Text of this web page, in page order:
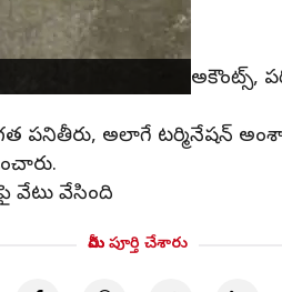
వ్యవస్థలు, అకౌంట్స్‌,
పనితీరు, అలాగే టర్మినేషన్‌
వేటు వేసింది
మీరు పూర్తి చేశారు